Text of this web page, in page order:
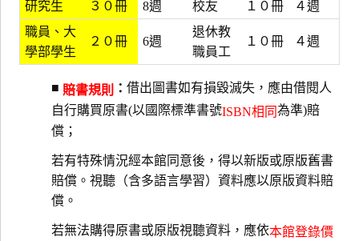
研究生 ３０冊 8週 校友 １０冊
４週
職員、大
學部學生
２０冊 6週
退休教
職員工
１０冊 ４週
■ 賠書規則 ： 借出圖書如有損毀滅失，應由借閱人
自行購買原書(以國際標準書號ISBN相同為準)賠
償；
若有特殊情況經本館同意後，得以新版或原版舊書
賠償。視聽（含多語言學習）資料應以原版資料賠
償。
若無法購得原書或原版視聽資料，應依本館登錄價